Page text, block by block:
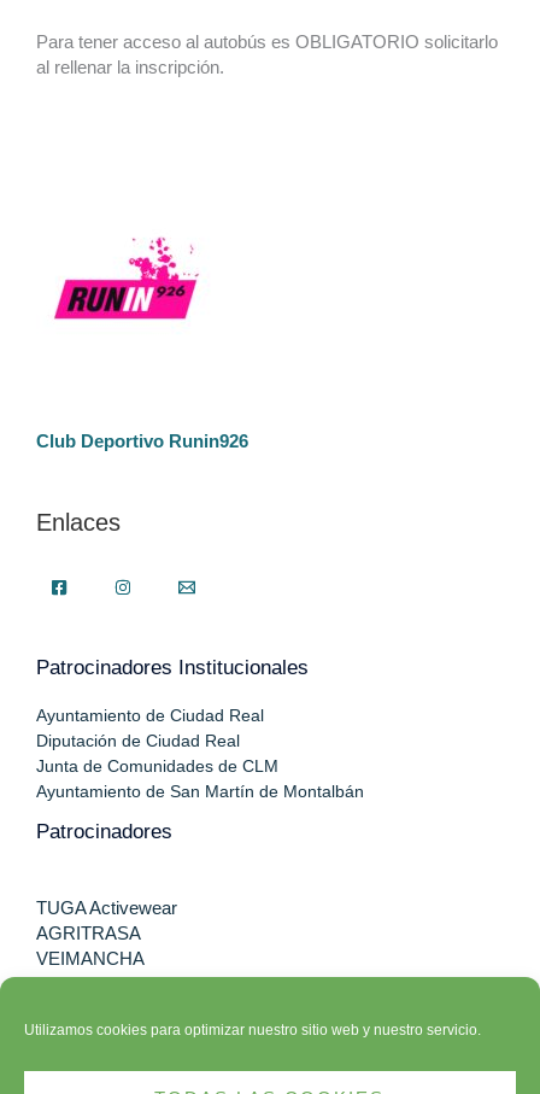
Utilizamos cookies para optimizar nuestro sitio web y nuestro servicio.
Para tener acceso al autobús es OBLIGATORIO solicitarlo
al rellenar la inscripción.
Club Deportivo Runin926
Enlaces
Patrocinadores Institucionales
Ayuntamiento de Ciudad Real
Diputación de Ciudad Real
Junta de Comunidades de CLM
Ayuntamiento de San Martín de Montalbán
Patrocinadores
TUGA Activewear
AGRITRASA
VEIMANCHA
CLUB DEPORTIVO SPORTIA